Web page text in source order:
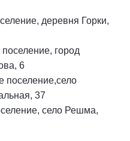
деревня Горки,
город
6
поселение,село
37
село Решма,